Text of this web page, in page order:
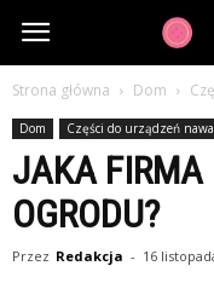
GuzikCiDoTego.pl
Strona główna Dom
Dom Części do urządzeń
JAKA
OGRODU?
Przez Redakcja - 16